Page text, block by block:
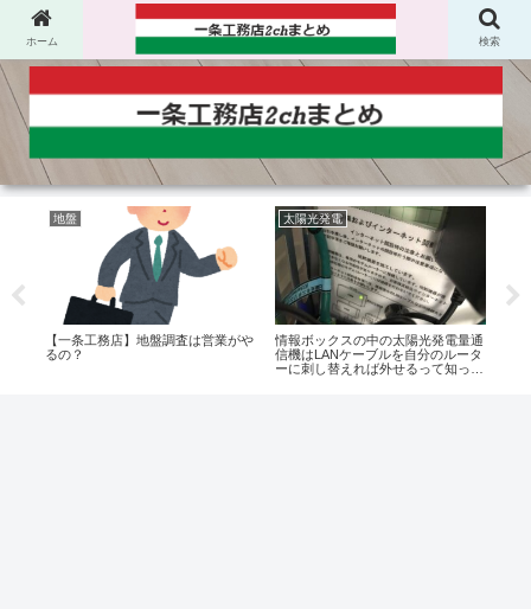
地盤
【一条工務店】地盤調査は営業がや
るの？
太陽光発電
情報ボックスの中の太陽光発電量通
信機はLANケーブルを自分のルータ
ーに刺し替えれば外せるって知って
ホーム 検索